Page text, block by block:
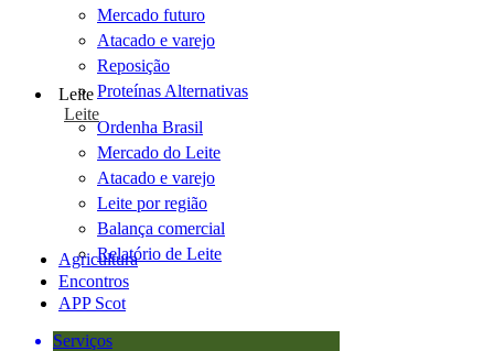
Mercado futuro
Atacado e varejo
Reposição
Proteínas Alternativas
Leite
Leite
Ordenha Brasil
Mercado do Leite
Atacado e varejo
Leite por região
Balança comercial
Relatório de Leite
Agricultura
Encontros
APP Scot
Serviços